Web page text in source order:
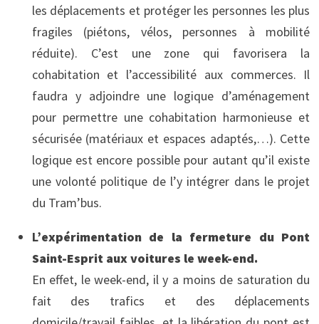
les déplacements et protéger les personnes les plus
fragiles (piétons, vélos, personnes à mobilité
réduite). C’est une zone qui favorisera la
cohabitation et l’accessibilité aux commerces. Il
faudra y adjoindre une logique d’aménagement
pour permettre une cohabitation harmonieuse et
sécurisée (matériaux et espaces adaptés,…). Cette
logique est encore possible pour autant qu’il existe
une volonté politique de l’y intégrer dans le projet
du Tram’bus.
L’expérimentation de la fermeture du Pont
Saint-Esprit aux voitures le week-end.
En effet, le week-end, il y a moins de saturation du
fait des trafics et des déplacements